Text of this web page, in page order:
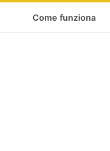
Come funziona